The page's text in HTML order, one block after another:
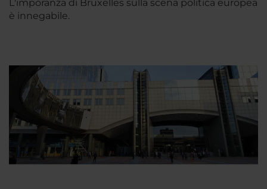
L'imporanza di Bruxelles sulla scena politica europea
è innegabile.